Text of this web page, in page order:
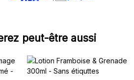
peut-être aussi